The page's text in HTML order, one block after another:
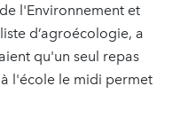
l'Environnement et
d’agroécologie, a
qu'un seul repas
l'école le midi permet